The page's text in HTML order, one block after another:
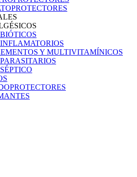
Y MULTIVITAMÍNICOS